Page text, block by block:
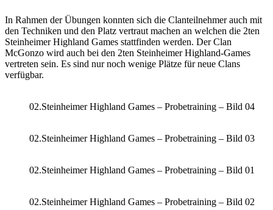
In Rahmen der Übungen konnten sich die Clanteilnehmer auch mit
den Techniken und den Platz vertraut machen an welchen die 2ten
Steinheimer Highland Games stattfinden werden. Der Clan
McGonzo wird auch bei den 2ten Steinheimer Highland-Games
vertreten sein. Es sind nur noch wenige Plätze für neue Clans
verfügbar.
02.Steinheimer Highland Games – Probetraining – Bild 04
02.Steinheimer Highland Games – Probetraining – Bild 03
02.Steinheimer Highland Games – Probetraining – Bild 01
02.Steinheimer Highland Games – Probetraining – Bild 02